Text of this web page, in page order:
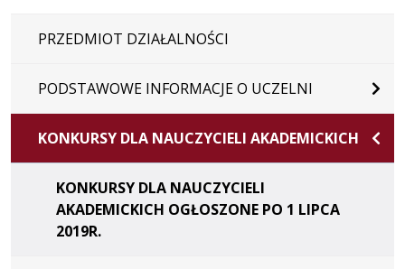
PRZEDMIOT DZIAŁALNOŚCI
PODSTAWOWE INFORMACJE O UCZELNI
KONKURSY DLA NAUCZYCIELI AKADEMICKICH
KONKURSY DLA NAUCZYCIELI
AKADEMICKICH OGŁOSZONE PO 1 LIPCA
2019R.